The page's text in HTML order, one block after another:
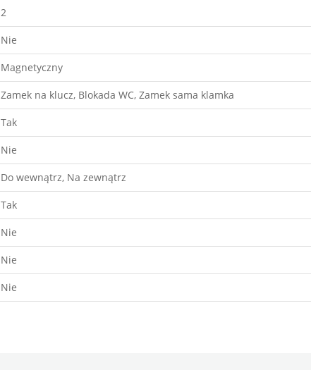
2
Nie
Magnetyczny
Zamek na klucz, Blokada WC, Zamek sama klamka
Tak
Nie
Do wewnątrz, Na zewnątrz
Tak
Nie
Nie
Nie